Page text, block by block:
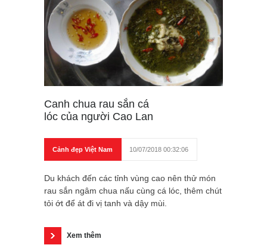
Canh chua rau sắn cá
lóc của người Cao Lan
Cảnh đẹp Việt Nam 10/07/2018 00:32:06
Du khách đến các tỉnh vùng cao nên thử món
rau sắn ngâm chua nấu cùng cá lóc, thêm chút
tỏi ớt để át đi vị tanh và dậy mùi.
Xem thêm